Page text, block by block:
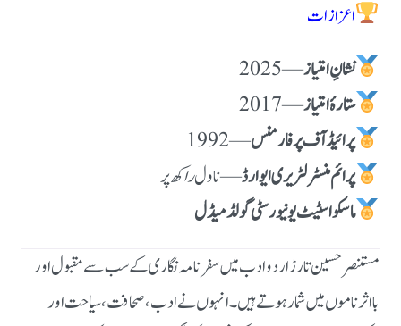
اعزازات
نشانِ امتیاز— 2025
ستارۂ امتیاز— 2017
پرائیڈ آف پرفارمنس— 1992
پرائم منسٹر لٹریری ایوارڈ— ناولراکھپر
ماسکو اسٹیٹ یونیورسٹی گولڈ میڈل
مستنصر حسین تارڑ اردو ادب میں سفرنامہ نگاری کے سب سے مقبول اور
بااثر ناموں میں شمار ہوتے ہیں۔ انہوں نے ادب، صحافت، سیاحت اور